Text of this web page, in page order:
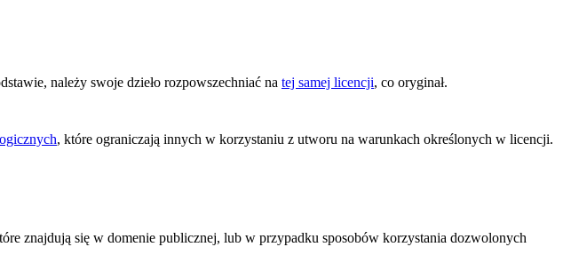
należy swoje dzieło rozpowszechniać na tej samej licencji, co oryginał.
, które ograniczają innych w korzystaniu z utworu na warunkach określonych w licencji.
znajdują się w domenie publicznej, lub w przypadku sposobów korzystania dozwolonych